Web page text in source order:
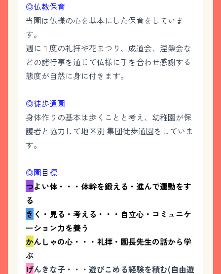
◎仏教保育
当園は仏様の心を基本にした保育をしていま
す。
週に１度の礼拝や花まつり、成道会、涅槃会な
どの諸行事を通じて仏様に手を合わせ感謝する
態度が自然に身に付きます。
◎徒歩通園
身体作りの基本は歩くことと考え、幼稚園が保
護者と協力して地区別 集団徒歩通園をしていま
す。
◎園目標
つよい体・・・体幹を鍛える・進んで運動をす
る
き く・見る・考える・・・自立心・コミュニケ
ーション力を養う
かんしゃの心・・・礼拝・園長先生の話から学
ぶ
げんきな子・・・遊びこめる経験を積む(自由遊